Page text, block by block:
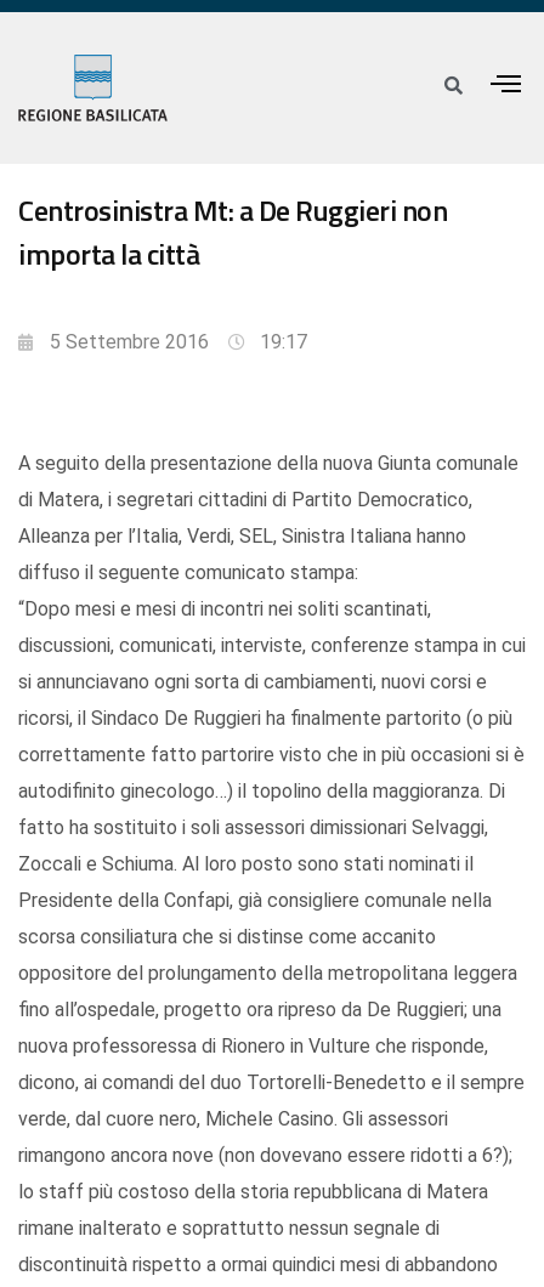
Centrosinistra Mt: a De Ruggieri non
importa la città
5 Settembre 2016 19:17
A seguito della presentazione della nuova Giunta comunale
di Matera, i segretari cittadini di Partito Democratico,
Alleanza per l’Italia, Verdi, SEL, Sinistra Italiana hanno
diffuso il seguente comunicato stampa:
“Dopo mesi e mesi di incontri nei soliti scantinati,
discussioni, comunicati, interviste, conferenze stampa in cui
si annunciavano ogni sorta di cambiamenti, nuovi corsi e
ricorsi, il Sindaco De Ruggieri ha finalmente partorito (o più
correttamente fatto partorire visto che in più occasioni si è
autodifinito ginecologo…) il topolino della maggioranza. Di
fatto ha sostituito i soli assessori dimissionari Selvaggi,
Zoccali e Schiuma. Al loro posto sono stati nominati il
Presidente della Confapi, già consigliere comunale nella
scorsa consiliatura che si distinse come accanito
oppositore del prolungamento della metropolitana leggera
fino all’ospedale, progetto ora ripreso da De Ruggieri; una
nuova professoressa di Rionero in Vulture che risponde,
dicono, ai comandi del duo Tortorelli-Benedetto e il sempre
verde, dal cuore nero, Michele Casino. Gli assessori
rimangono ancora nove (non dovevano essere ridotti a 6?);
lo staff più costoso della storia repubblicana di Matera
rimane inalterato e soprattutto nessun segnale di
discontinuità rispetto a ormai quindici mesi di abbandono